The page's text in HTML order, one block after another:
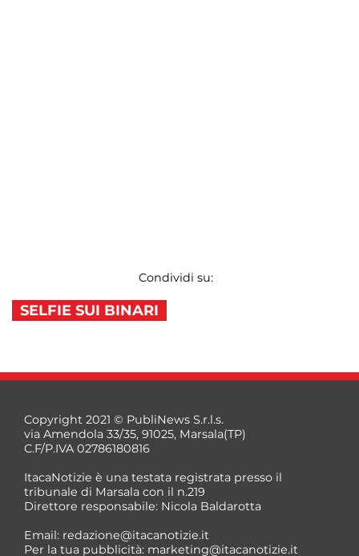
Condividi su:
SELFIE SUI BINARI
Copyright 2021 © PubliNews S.r.l.s.
via Amendola 33/35, 91025, Marsala(TP)
C.F/P.IVA 02786180816
ItacaNotizie è una testata registrata presso il
tribunale di Marsala con il n.219
Direttore responsabile: Nicola Baldarotta
Email: redazione@itacanotizie.it
Per la tua pubblicità: marketing@itacanotizie.it